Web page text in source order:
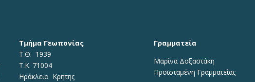
Τμήμα Γεωπονίας
Τ.Θ. 1939
Τ.Κ. 71004
Ηράκλειο Κρήτης
Γραμματεία
Μαρίνα Δοξαστάκη
Προϊσταμένη Γραμματείας